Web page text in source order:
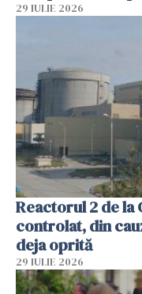
29 IULIE 2026
Reactorul 2 de la
controlat, din
deja oprită
29 IULIE 2026